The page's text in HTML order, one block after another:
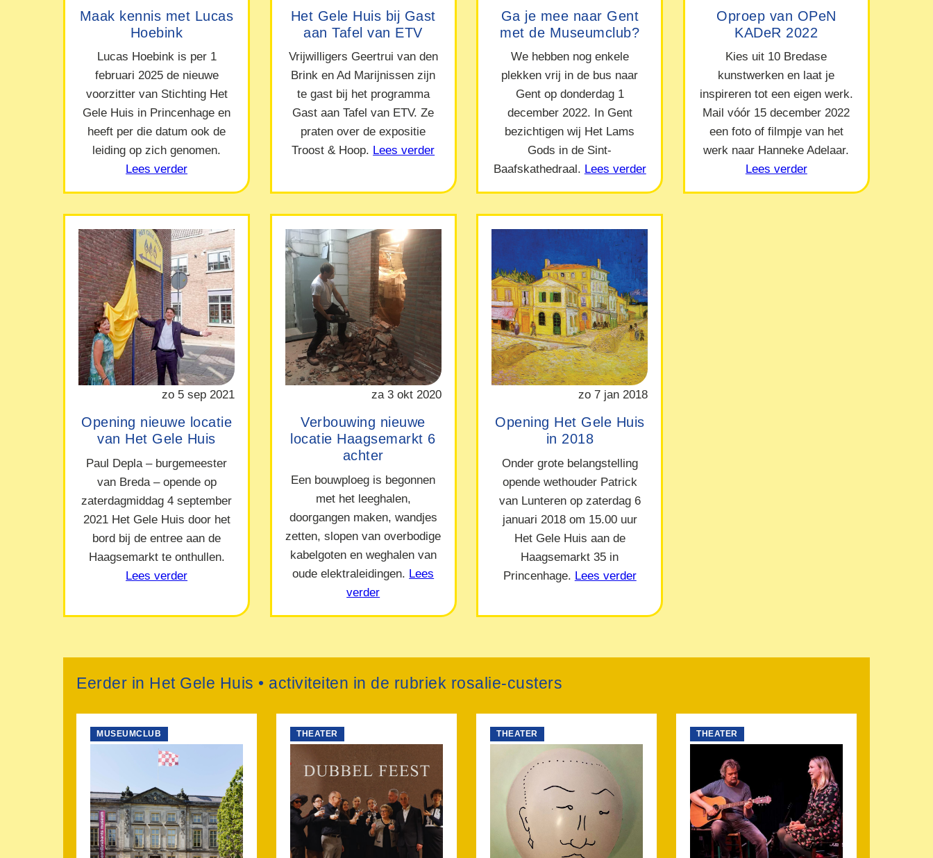
Maak kennis met Lucas
Hoebink
Lucas Hoebink is per 1
februari 2025 de nieuwe
voorzitter van Stichting Het
Gele Huis in Princenhage en
heeft per die datum ook de
leiding op zich genomen.
Lees verder
Het Gele Huis bij Gast
aan Tafel van ETV
Vrijwilligers Geertrui van den
Brink en Ad Marijnissen zijn
te gast bij het programma
Gast aan Tafel van ETV. Ze
praten over de expositie
Troost & Hoop. Lees verder
Ga je mee naar Gent
met de Museumclub?
We hebben nog enkele
plekken vrij in de bus naar
Gent op donderdag 1
december 2022. In Gent
bezichtigen wij Het Lams
Gods in de Sint-
Baafskathedraal. Lees verder
Oproep van OPeN
KADeR 2022
Kies uit 10 Bredase
kunstwerken en laat je
inspireren tot een eigen werk.
Mail vóór 15 december 2022
een foto of filmpje van het
werk naar Hanneke Adelaar.
Lees verder
zo 5 sep 2021
Opening nieuwe locatie
van Het Gele Huis
Paul Depla – burgemeester
van Breda – opende op
zaterdagmiddag 4 september
2021 Het Gele Huis door het
bord bij de entree aan de
Haagsemarkt te onthullen.
Lees verder
za 3 okt 2020
Verbouwing nieuwe
locatie Haagsemarkt 6
achter
Een bouwploeg is begonnen
met het leeghalen,
doorgangen maken, wandjes
zetten, slopen van overbodige
kabelgoten en weghalen van
oude elektraleidingen. Lees
verder
zo 7 jan 2018
Opening Het Gele Huis
in 2018
Onder grote belangstelling
opende wethouder Patrick
van Lunteren op zaterdag 6
januari 2018 om 15.00 uur
Het Gele Huis aan de
Haagsemarkt 35 in
Princenhage. Lees verder
Eerder in Het Gele Huis • activiteiten in de rubriek rosalie-custers
MUSEUMCLUB THEATER THEATER THEATER